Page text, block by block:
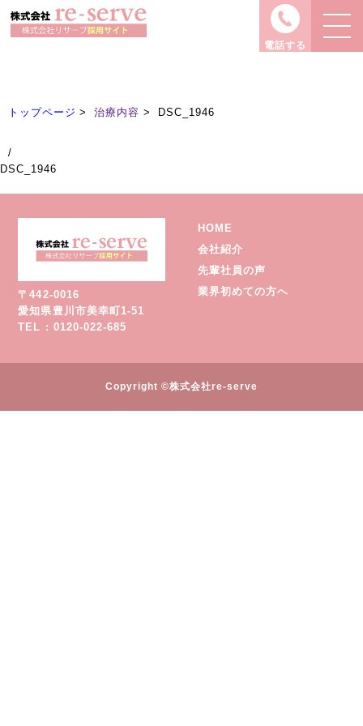
電話する
Treatment
トップページ 治療内容 DSC_1946
/
DSC_1946
〒442-0016
愛知県豊川市美幸町1-51
TEL : 0120-022-685
HOME
会社紹介
先輩社員の声
業界初めての方へ
Copyright ©株式会社re-serve